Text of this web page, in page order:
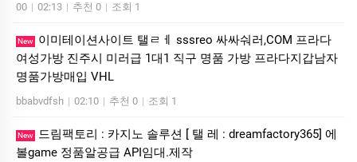
00 | 02:13 | 추천 0 | 조회 1
New
이미테이션사이트 탤ㄹㅔ sssreo 싸싸숴러,COM 프라다
여성가방 진주시 미러급 1대1 직구 명품 가방 프라다지갑남자
명품가방매입 VHL
bbabvdfsh | 02:10 | 추천 0 | 조회 1
New
드림팩토리 : 카­지노 솔­루션 [ 탤 레 : dreamfactory365] 에
볼game 정품알공급 API임대.제작